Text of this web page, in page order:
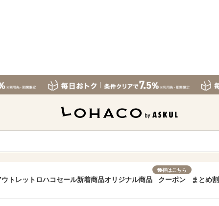
ウトレット ロハコセール新着商品オリジナル商品
獲得はこちら
クーポン まとめ割